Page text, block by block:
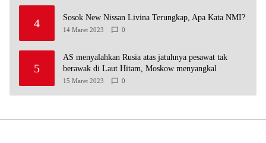
4 Sosok New Nissan Livina Terungkap, Apa Kata NMI?
14 Maret 2023 0
5
AS menyalahkan Rusia atas jatuhnya pesawat tak
berawak di Laut Hitam, Moskow menyangkal
15 Maret 2023 0